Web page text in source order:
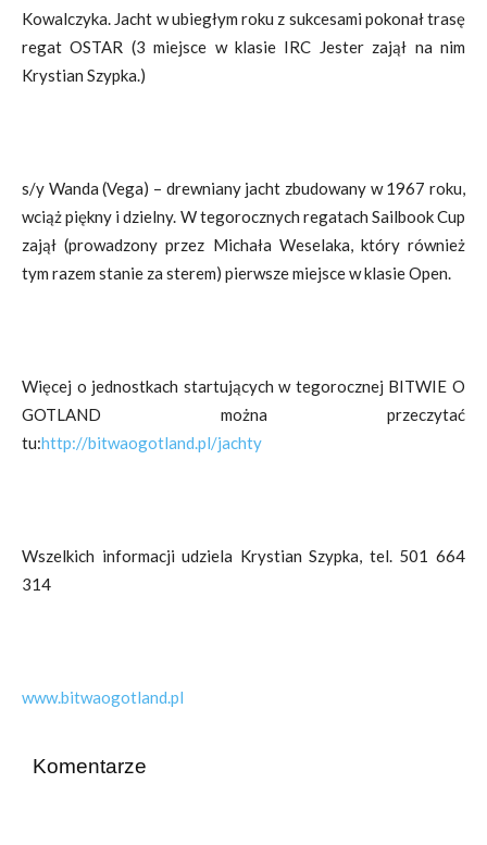
Kowalczyka. Jacht w ubiegłym roku z sukcesami pokonał trasę
regat OSTAR (3 miejsce w klasie IRC Jester zajął na nim
Krystian Szypka.)
s/y Wanda (Vega) – drewniany jacht zbudowany w 1967 roku,
wciąż piękny i dzielny. W tegorocznych regatach Sailbook Cup
zajął (prowadzony przez Michała Weselaka, który również
tym razem stanie za sterem) pierwsze miejsce w klasie Open.
Więcej o jednostkach startujących w tegorocznej BITWIE O
GOTLAND można przeczytać
tu:http://bitwaogotland.pl/jachty
Wszelkich informacji udziela Krystian Szypka, tel. 501 664
314
www.bitwaogotland.pl
Komentarze